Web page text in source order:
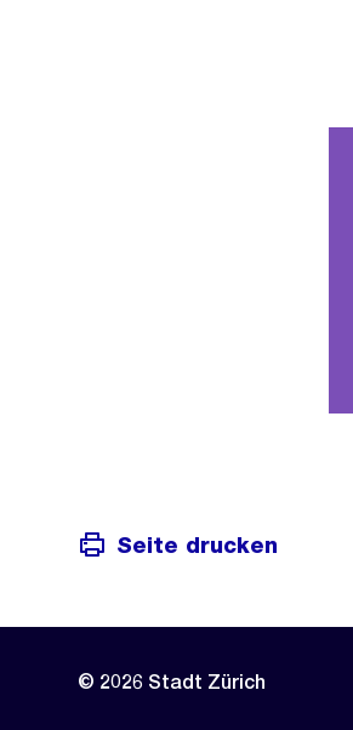
Seite drucken
© 2026 Stadt Zürich